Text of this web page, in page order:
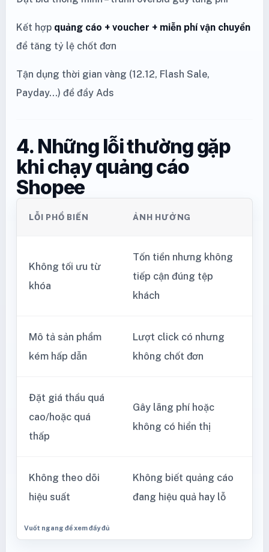
Kết hợp quảng cáo + voucher + miễn phí vận chuyển
để tăng tỷ lệ chốt đơn
Tận dụng thời gian vàng (12.12, Flash Sale,
Payday...) để đẩy Ads
4. Những lỗi thường gặp
khi chạy quảng cáo
Shopee
LỖI PHỔ BIẾN ẢNH HƯỞNG
Không tối ưu từ
khóa
Tốn tiền nhưng không
tiếp cận đúng tệp
khách
Mô tả sản phẩm
kém hấp dẫn
Lượt click có nhưng
không chốt đơn
Đặt giá thầu quá
cao/hoặc quá
thấp
Gây lãng phí hoặc
không có hiển thị
Không theo dõi
hiệu suất
Không biết quảng cáo
đang hiệu quả hay lỗ